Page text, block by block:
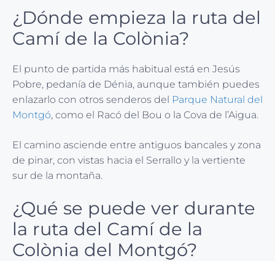
¿Dónde empieza la ruta del
Camí de la Colònia?
El punto de partida más habitual está en Jesús
Pobre, pedanía de Dénia, aunque también puedes
enlazarlo con otros senderos del Parque Natural del
Montgó, como el Racó del Bou o la Cova de l’Aigua.
El camino asciende entre antiguos bancales y zona
de pinar, con vistas hacia el Serrallo y la vertiente
sur de la montaña.
¿Qué se puede ver durante
la ruta del Camí de la
Colònia del Montgó?